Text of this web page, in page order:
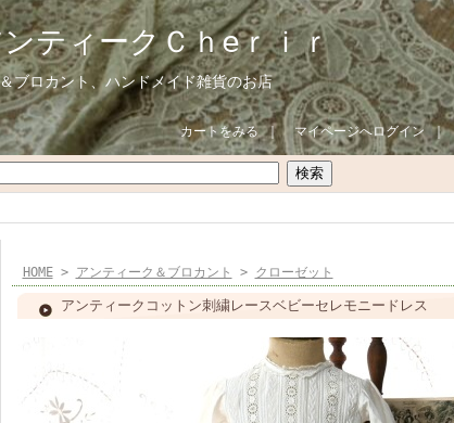
ティークＣｈeｒｉｒ
ブロカント、ハンドメイド雑貨のお店
カートをみる｜ マイページへログイン｜
HOME> アンティーク＆ブロカント > クローゼット
アンティークコットン刺繍レースベビーセレモニードレス